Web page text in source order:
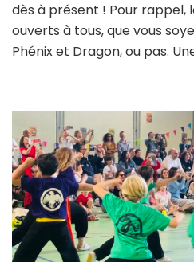
dès à présent ! Pour rappel,
ouverts à tous, que vous
Phénix et Dragon, ou pas.